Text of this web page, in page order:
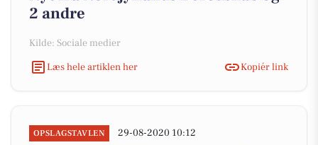
2 andre
Kilde: Sociale medier
Læs hele artiklen her
Kopiér link
OPSLAGSTAVLEN 29-08-2020 10:12